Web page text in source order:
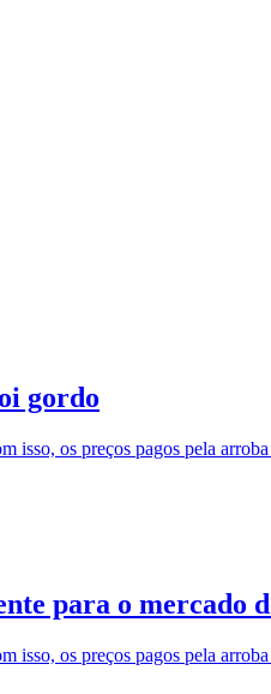
gordo
isso, os preços pagos pela
para o mercado
isso, os preços pagos pela